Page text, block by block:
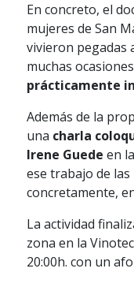
En concreto, el
mujeres de San
vivieron pegadas
muchas
prácticamente
Además de la
una charla
Irene Guede en
ese trabajo de
concretamente,
La actividad
zona en la
20:00h. con un